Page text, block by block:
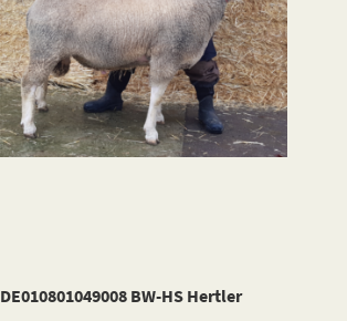
DE010801049008 BW-HS Hertler